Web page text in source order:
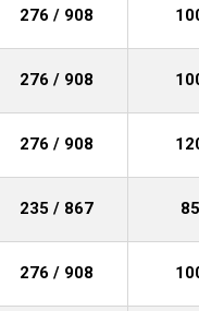
276 / 908
276 / 908
276 / 908
235 / 867
276 / 908